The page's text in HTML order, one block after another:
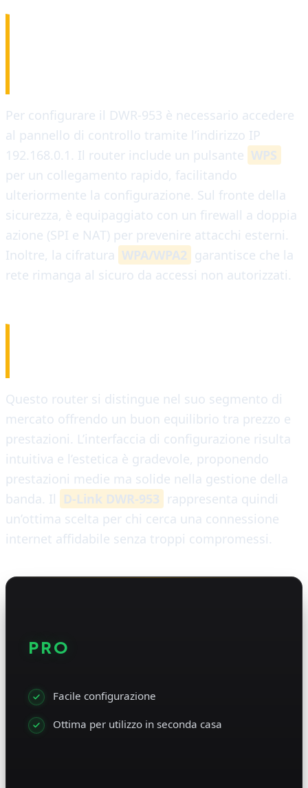
Per configurare il DWR-953 è necessario accedere
al pannello di controllo tramite l’indirizzo IP
192.168.0.1. Il router include un pulsante WPS
per un collegamento rapido, facilitando
ulteriormente la configurazione. Sul fronte della
sicurezza, è equipaggiato con un firewall a doppia
azione (SPI e NAT) per prevenire attacchi esterni.
Inoltre, la cifratura WPA/WPA2 garantisce che la
rete rimanga al sicuro da accessi non autorizzati.
Questo router si distingue nel suo segmento di
mercato offrendo un buon equilibrio tra prezzo e
prestazioni. L’interfaccia di configurazione risulta
intuitiva e l’estetica è gradevole, proponendo
prestazioni medie ma solide nella gestione della
banda. Il D-Link DWR-953 rappresenta quindi
un’ottima scelta per chi cerca una connessione
internet affidabile senza troppi compromessi.
PRO
Facile configurazione
Ottima per utilizzo in seconda casa